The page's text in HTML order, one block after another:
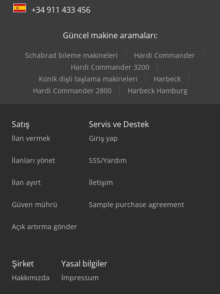
+34 911 433 456
Güncel makine aramaları:
Schabrad bileme makineleri
Hardi Commander
Hardi Commander 3200
Konik dişli taşlama makineleri
Harbeck
Hardi Commander 2800
Harbeck Hamburg
Satış
İlan vermek
İlanları yönet
İlan ayırt
Güven mührü
Açık artırma gönder
Servis ve Destek
Giriş yap
SSS/Yardım
İletişim
Sample purchase agreement
Şirket
Hakkımızda
Yasal bilgiler
İmpressum